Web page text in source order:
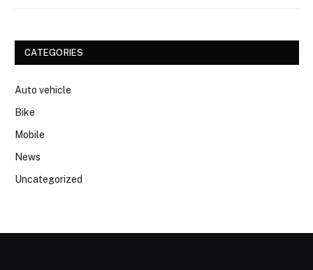
CATEGORIES
Auto vehicle
Bike
Mobile
News
Uncategorized